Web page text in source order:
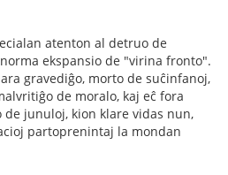
atenton al detruo de
ekspansio de "virina fronto".
gravediĝo, morto de suĉinfanoj,
de moralo, kaj eĉ fora
de junuloj, kion klare vidas nun,
partoprenintaj la mondan